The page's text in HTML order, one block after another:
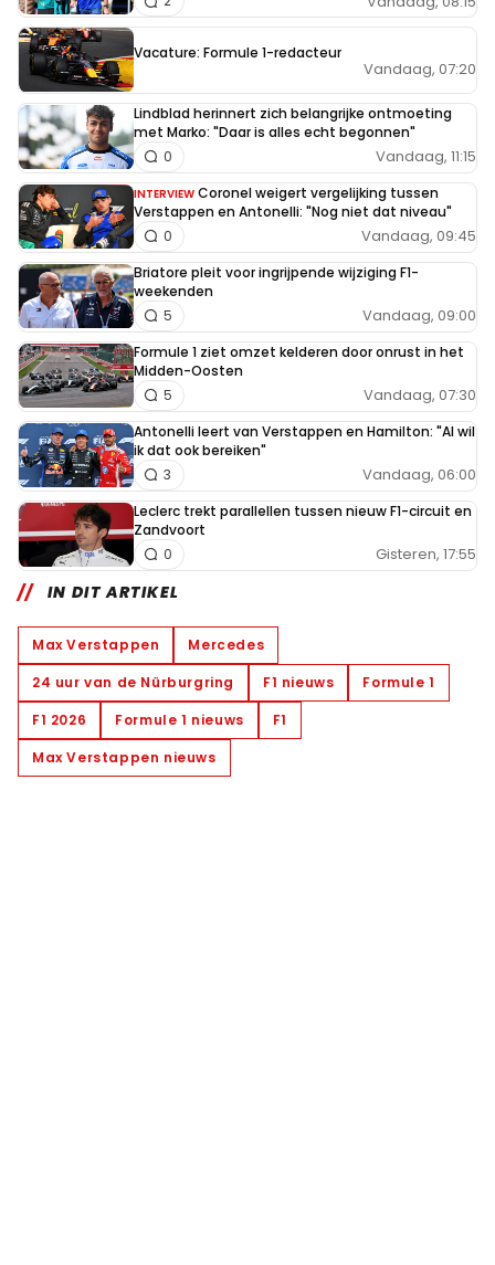
Vacature: Formule 1-redacteur
Vandaag, 07:20
Lindblad herinnert zich belangrijke ontmoeting
met Marko: "Daar is alles echt begonnen"
Vandaag, 11:15
0
INTERVIEW Coronel weigert vergelijking tussen
Verstappen en Antonelli: "Nog niet dat niveau"
Vandaag, 09:45
0
Briatore pleit voor ingrijpende wijziging F1-
weekenden
Vandaag, 09:00
5
Formule 1 ziet omzet kelderen door onrust in het
Midden-Oosten
Vandaag, 07:30
5
Antonelli leert van Verstappen en Hamilton: "Al wil
ik dat ook bereiken"
Vandaag, 06:00
3
Leclerc trekt parallellen tussen nieuw F1-circuit en
Zandvoort
Gisteren, 17:55
0
IN DIT ARTIKEL
Max Verstappen
Mercedes
24 uur van de Nürburgring
F1 nieuws
Formule 1
F1 2026
Formule 1 nieuws
F1
Max Verstappen nieuws